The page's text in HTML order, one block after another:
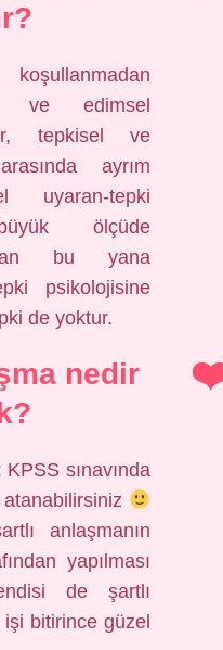
ve edimsel
tepkisel ve
ayrım
uyaran-tepki
ölçüde
bu yana
psikolojisine
de yoktur.
nedir
sınavında
atanabilirsiniz
anlaşmanın
yapılması
de şartlı
bitirince güzel